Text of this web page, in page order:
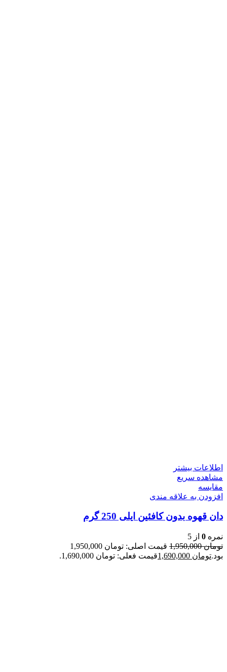
اطلاعات بیشتر
مشاهده سریع
مقایسه
افزودن به علاقه مندی
دان قهوه بدون کافئین ایلی 250 گرم
نمره 0 از 5
تومان1,950,000
قیمت اصلی: تومان 1,950,000
بود.تومان قیمت فعلی: تومان 1,690,000.